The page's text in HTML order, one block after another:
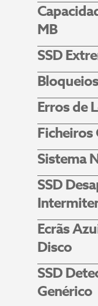
MB
SSD
Erros de
Sistema
SSD
Ecrãs
Disco
SSD
Genérico